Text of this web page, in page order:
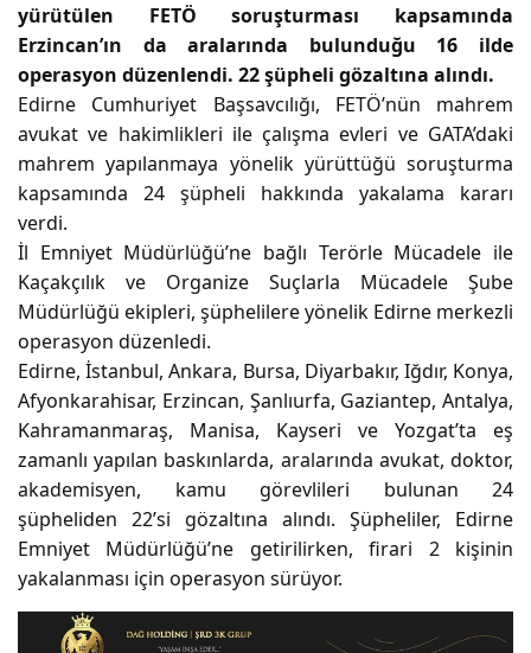
yürütülen FETÖ soruşturması kapsamında
Erzincan’ın da aralarında bulunduğu 16 ilde
operasyon düzenlendi. 22 şüpheli gözaltına alındı.
Edirne Cumhuriyet Başsavcılığı, FETÖ’nün mahrem
avukat ve hakimlikleri ile çalışma evleri ve GATA’daki
mahrem yapılanmaya yönelik yürüttüğü soruşturma
kapsamında 24 şüpheli hakkında yakalama kararı
verdi.
İl Emniyet Müdürlüğü’ne bağlı Terörle Mücadele ile
Kaçakçılık ve Organize Suçlarla Mücadele Şube
Müdürlüğü ekipleri, şüphelilere yönelik Edirne merkezli
operasyon düzenledi.
Edirne, İstanbul, Ankara, Bursa, Diyarbakır, Iğdır, Konya,
Afyonkarahisar, Erzincan, Şanlıurfa, Gaziantep, Antalya,
Kahramanmaraş, Manisa, Kayseri ve Yozgat’ta eş
zamanlı yapılan baskınlarda, aralarında avukat, doktor,
akademisyen, kamu görevlileri bulunan 24
şüpheliden 22’si gözaltına alındı. Şüpheliler, Edirne
Emniyet Müdürlüğü’ne getirilirken, firari 2 kişinin
yakalanması için operasyon sürüyor.